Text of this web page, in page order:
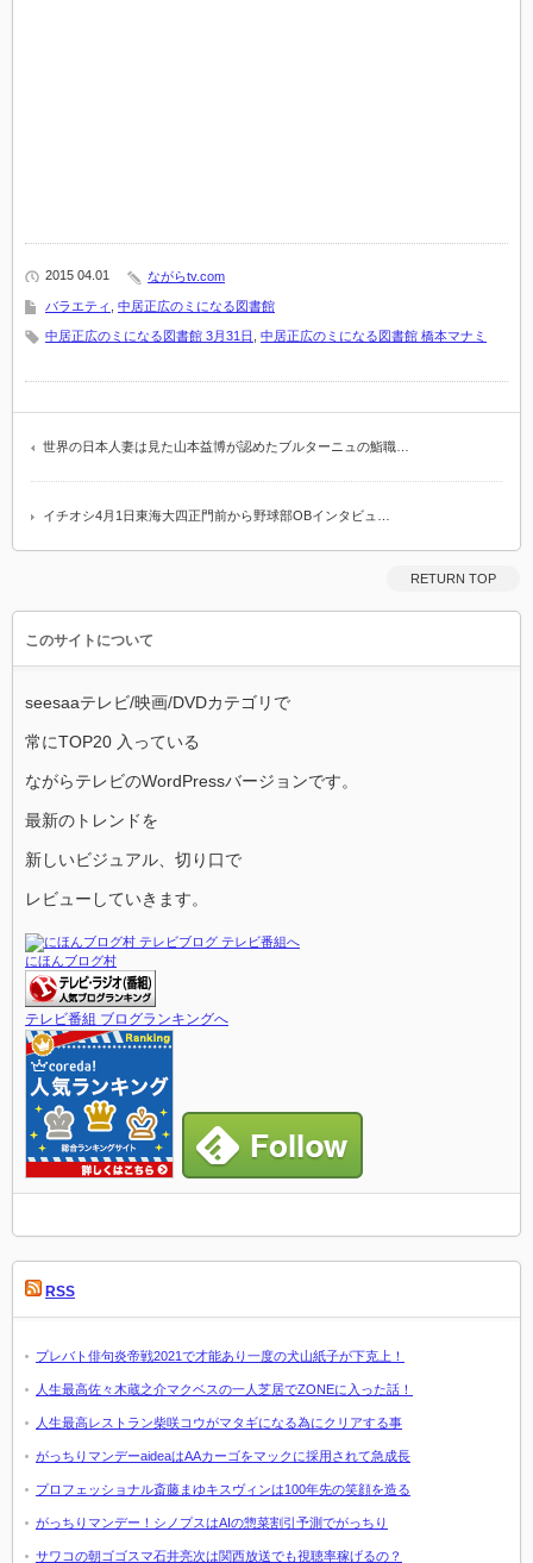
2015 04.01 ながらtv.com
バラエティ 中居正広のミになる図書館
中居正広のミになる図書館 3月31日 中居正広のミになる図書館 橋本マナミ
世界の日本人妻は見た山本益博が認めたブルターニュの鮨職…
イチオシ4月1日東海大四正門前から野球部OBインタビュ…
RETURN TOP
このサイトについて
seesaaテレビ/映画/DVDカテゴリで
常にTOP20 入っている
ながらテレビのWordPressバージョンです。
最新のトレンドを
新しいビジュアル、切り口で
レビューしていきます。
にほんブログ村
テレビ番組 ブログランキングへ
RSS
プレバト俳句炎帝戦2021で才能あり一度の犬山紙子が下克上！
人生最高佐々木蔵之介マクベスの一人芝居でZONEに入った話！
人生最高レストラン柴咲コウがマタギになる為にクリアする事
がっちりマンデーaideaはAAカーゴをマックに採用されて急成長
プロフェッショナル斎藤まゆキスヴィンは100年先の笑顔を造る
がっちりマンデー！シノプスはAIの惣菜割引予測でがっちり
サワコの朝ゴゴスマ石井亮次は関西放送でも視聴率稼げるの？